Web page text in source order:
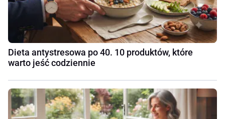
Dieta antystresowa po 40. 10 produktów, które
warto jeść codziennie